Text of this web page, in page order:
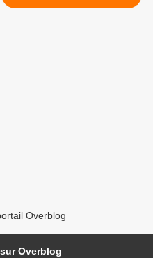
Overblog
Overblog